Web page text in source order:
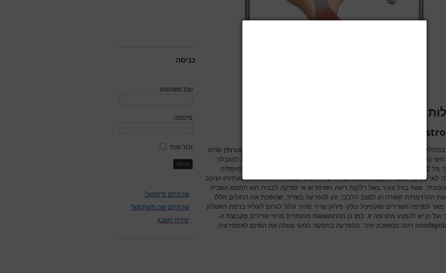
שריר
Duchen Muscular
שריר שהינה תוצאה של פגם גנטי המוביל להפרעה בייצור החלבון דיסטרופין שהינו
מרכיב חיוני בשלד ממברנת השריר. התסמונת מופיעה בבנים בין השנים 2-5 ומובילה להגבלה
קשה עד גיל 12. מעבר לאבדן מסת השריר, ישנה השפעה על הלב והתפתחות קרדיומיופתיה
לאי ספיקה לבבית. ישנן השפעות גם על שריר המעי שמוביל להפחתה בתנועתיותו ועיכוב
הקיבתי. מוות בגיל צעיר בשל דלקות ריאה חוזרות או אי ספיקה לבבית הוא התוצא השכיח.
ההרדמתית קשורה הן למצב הלבבי, והן להפרעה בשריר, שהופכת את החולים הללו
מאד למרפה השרירים סוקסיניל כולין- פירוק שריר מהיר עלול לגרום לעליה ברמת האשלגן
ועל כן יש להמנע מתרופה זו. כמו כן ההתאוששות מחומרים מרפי שרירים מקבוצת ה-
הינה ממושכת יותר. ההפרעה בתפקוד המעי מעלה את הסיכון לאספירציה.
כניסה
שם משתמש
סיסמה
זכור אותי
שכחתם סיסמא?
שכחתם שם משתמש?
יצירת חשבון